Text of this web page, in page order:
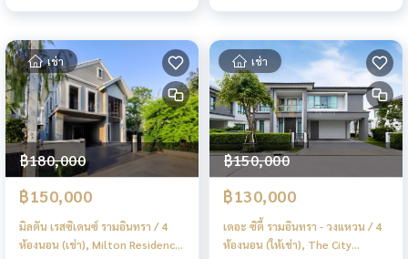
เช่า
฿180,000
฿150,000
มิลตัน เรสซิเดนซ์ รามอินทรา / 4
ห้องนอน (เช่า), Milton Residence
เช่า
฿150,000
฿130,000
เดอะ ซิตี้ รามอินทรา - วงแหวน / 4
ห้องนอน (ให้เช่า), The City